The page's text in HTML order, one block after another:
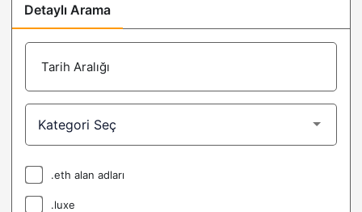
Detaylı Arama
Tarih Aralığı
.eth alan adları
.luxe